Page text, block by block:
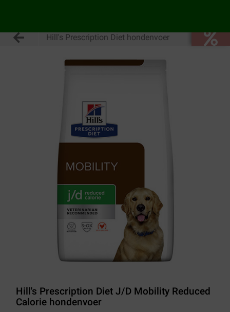
Hill's Prescription Diet hondenvoer
Hill's Prescription Diet J/D Mobility Reduced
Calorie hondenvoer